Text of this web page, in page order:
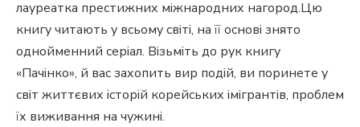
лауреатка престижних міжнародних нагород.Цю
книгу читають у всьому світі, на її основі знято
однойменний серіал. Візьміть до рук книгу
«Пачінко», й вас захопить вир подій, ви поринете у
світ життєвих історій корейських імігрантів, проблем
їх виживання на чужині.